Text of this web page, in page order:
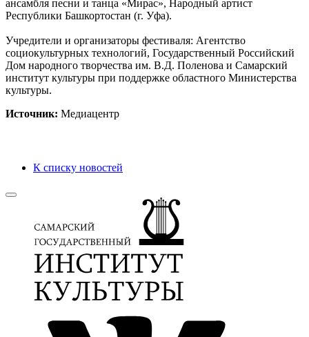
ансамбля песни и танца «Мирас», Народный артист
Республики Башкортостан (г. Уфа).
Учредители и организаторы фестиваля: Агентство
социокультурных технологий, Государственный Российский
Дом народного творчества им. В.Д. Поленова и Самарский
институт культуры при поддержке областного Министерства
культуры.
Источник: Медиацентр
К списку новостей